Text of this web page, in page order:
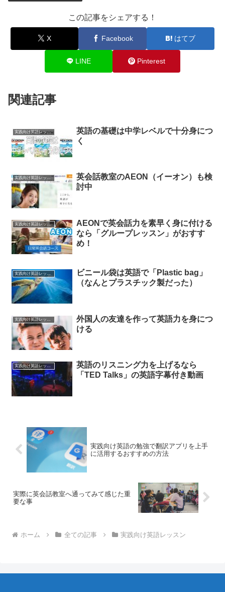
この記事をシェアする！
X Facebook はてブ
LINE Pinterest
関連記事
実践向け英語レッスン
英語の基礎は中学レベルで十分身につ
く
実践向け英語レッスン
英会話教室のAEON（イーオン）も検
討中
実践向け英語レッスン
AEONで英会話力を素早く身に付ける
なら「グループレッスン」がおすす
め！
ビニール袋は英語で「Plastic bag」
（なんとプラスチック製だった）
実践向け英語レッスン
外国人の友達を作って英語力を身につ
ける
実践向け英語レッスン
英語のリスニング力を上げるなら
「TED Talks」の英語字幕付き動画
実践向け英語の勉強で翻訳アプリを上手
に活用するおすすめの方法
実際に英会話教室へ通ってみて感じた重
要な事
ホーム 全ての記事 実践向け英語レッスン